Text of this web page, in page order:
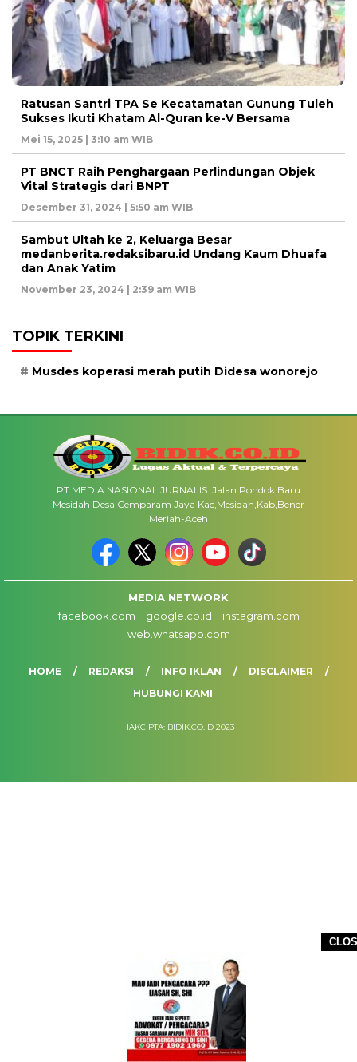
Ratusan Santri TPA Se Kecatamatan Gunung Tuleh
Sukses Ikuti Khatam Al-Quran ke-V Bersama
Mei 15, 2025 | 3:10 am WIB
PT BNCT Raih Penghargaan Perlindungan Objek
Vital Strategis dari BNPT
Desember 31, 2024 | 5:50 am WIB
Sambut Ultah ke 2, Keluarga Besar
medanberita.redaksibaru.id Undang Kaum Dhuafa
dan Anak Yatim
November 23, 2024 | 2:39 am WIB
TOPIK TERKINI
Musdes koperasi merah putih Didesa wonorejo
PT MEDIA NASIONAL JURNALIS: Jalan Pondok Baru
Mesidah Desa Cemparam Jaya Kac,Mesidah,Kab,Bener
Meriah-Aceh
MEDIA NETWORK
facebook.com
google.co.id
instagram.com
web.whatsapp.com
HOME REDAKSI INFO IKLAN
DISCLAIMER
HUBUNGI KAMI
HAKCIPTA: BIDIK.CO.ID 2023